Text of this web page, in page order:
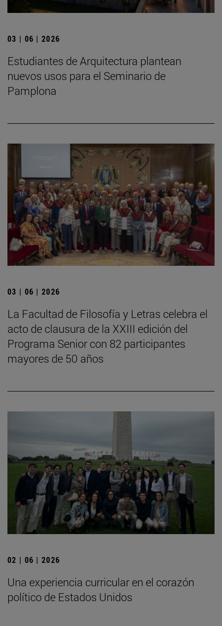
03 | 06 | 2026
Estudiantes de Arquitectura plantean
nuevos usos para el Seminario de
Pamplona
03 | 06 | 2026
La Facultad de Filosofía y Letras celebra el
acto de clausura de la XXIII edición del
Programa Senior con 82 participantes
mayores de 50 años
02 | 06 | 2026
Una experiencia curricular en el corazón
político de Estados Unidos